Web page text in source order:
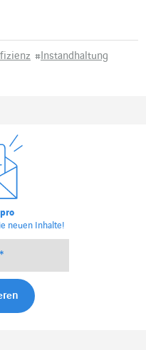
# Instandhaltung
neuen Inhalte!